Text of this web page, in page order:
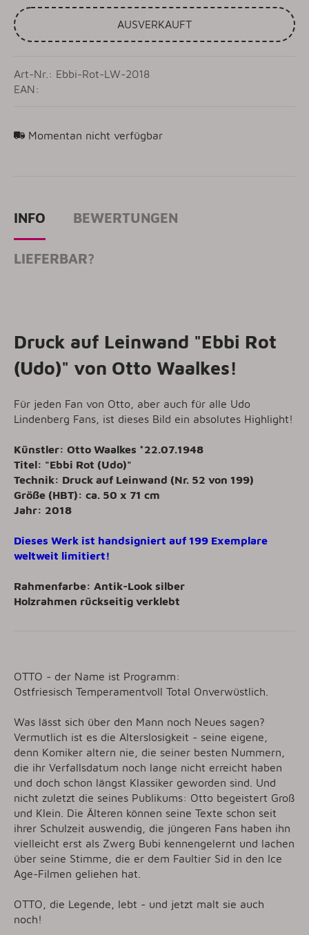
AUSVERKAUFT
Art-Nr.: Ebbi-Rot-LW-2018
EAN:
Momentan nicht verfügbar
INFO BEWERTUNGEN
LIEFERBAR?
Druck auf Leinwand "Ebbi Rot
(Udo)" von Otto Waalkes!
Für jeden Fan von Otto, aber auch für alle Udo
Lindenberg Fans, ist dieses Bild ein absolutes Highlight!
Künstler: Otto Waalkes *22.07.1948
Titel: "Ebbi Rot (Udo)"
Technik: Druck auf Leinwand (Nr. 52 von 199)
Größe (HBT): ca. 50 x 71 cm
Jahr: 2018
Dieses Werk ist handsigniert auf 199 Exemplare
weltweit limitiert!
Rahmenfarbe: Antik-Look silber
Holzrahmen rückseitig verklebt
OTTO - der Name ist Programm:
Ostfriesisch Temperamentvoll Total Onverwüstlich.
Was lässt sich über den Mann noch Neues sagen?
Vermutlich ist es die Alterslosigkeit - seine eigene,
denn Komiker altern nie, die seiner besten Nummern,
die ihr Verfallsdatum noch lange nicht erreicht haben
und doch schon längst Klassiker geworden sind. Und
nicht zuletzt die seines Publikums: Otto begeistert Groß
und Klein. Die Älteren können seine Texte schon seit
ihrer Schulzeit auswendig, die jüngeren Fans haben ihn
vielleicht erst als Zwerg Bubi kennengelernt und lachen
über seine Stimme, die er dem Faultier Sid in den Ice
Age-Filmen geliehen hat.
OTTO, die Legende, lebt - und jetzt malt sie auch
noch!